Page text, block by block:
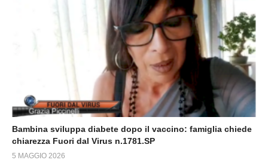
Bambina sviluppa diabete dopo il vaccino: famiglia chiede
chiarezza Fuori dal Virus n.1781.SP
5 MAGGIO 2026